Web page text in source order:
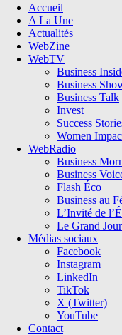
Accueil
A La Une
Actualités
WebZine
WebTV
Business
Business
Business Talk
Invest
Success
Women
WebRadio
Business
Business
Flash Éco
Business au
L’Invité de
Le Grand
Médias sociaux
Facebook
Instagram
LinkedIn
TikTok
X (Twitter)
YouTube
Contact